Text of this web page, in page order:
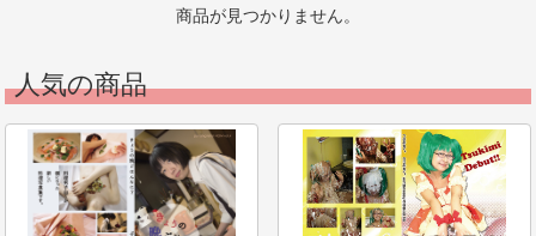
商品が見つかりません。
人気の商品